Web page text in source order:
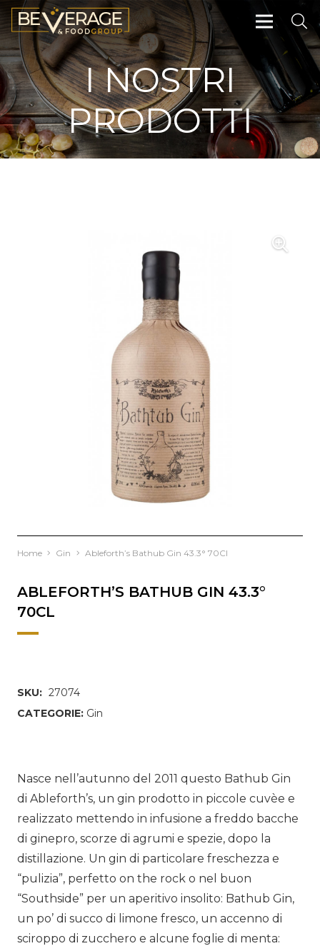
I NOSTRI
PRODOTTI
Home Gin Ableforth’s Bathub Gin 43.3° 70Cl
ABLEFORTH’S BATHUB GIN 43.3°
70CL
SKU: 27074
CATEGORIE: Gin
Nasce nell’autunno del 2011 questo Bathub Gin
di Ableforth’s, un gin prodotto in piccole cuvèe e
realizzato mettendo in infusione a freddo bacche
di ginepro, scorze di agrumi e spezie, dopo la
distillazione. Un gin di particolare freschezza e
“pulizia”, perfetto on the rock o nel buon
“Southside” per un aperitivo insolito: Bathub Gin,
un po’ di succo di limone fresco, un accenno di
sciroppo di zucchero e alcune foglie di menta: